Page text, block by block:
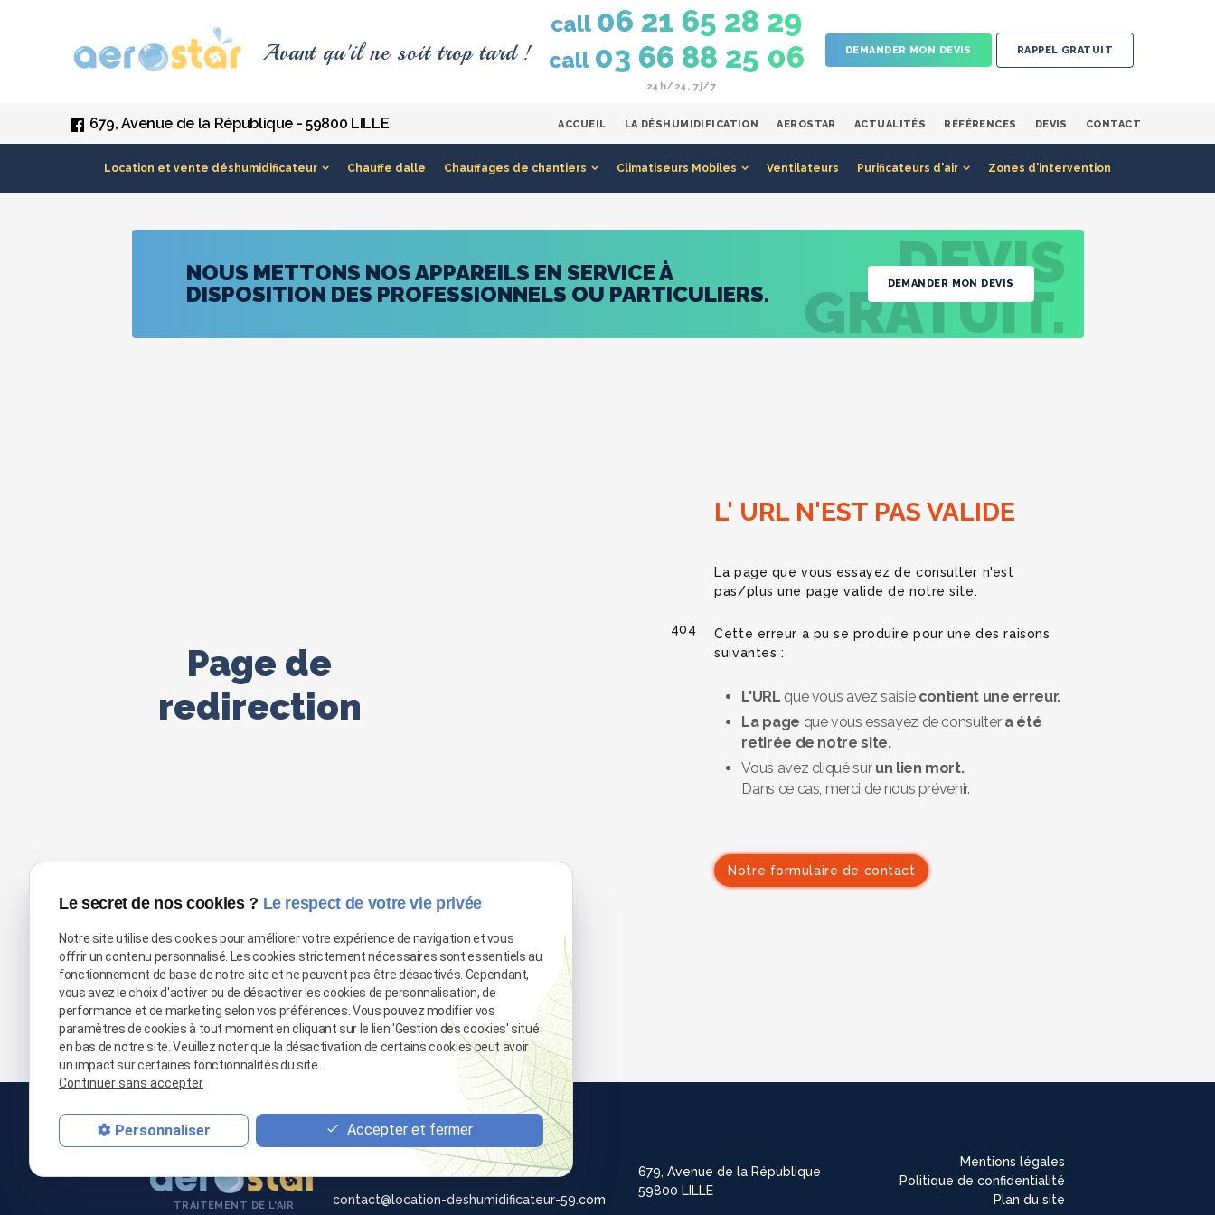
Avant qu'il ne soit trop tard !
call 06 21 65 28 29
call 03 66 88 25 06
24h/24, 7j/7
DEMANDER MON DEVIS RAPPEL GRATUIT
679, Avenue de la République - 59800 LILLE ACCUEIL LA DÉSHUMIDIFICATION AEROSTAR ACTUALITÉS RÉFÉRENCES DEVIS CONTACT
Location et vente déshumidificateur Chauffe dalle Chauffages de chantiers Climatiseurs Mobiles Ventilateurs Purificateurs d'air Zones d'intervention
NOUS METTONS NOS APPAREILS EN SERVICE À
DISPOSITION DES PROFESSIONNELS OU PARTICULIERS.
DEMANDER MON DEVIS
DEVIS
GRATUIT.
Page de
redirection
404
L' URL N'EST PAS VALIDE
La page que vous essayez de consulter n'est
pas/plus une page valide de notre site.
Cette erreur a pu se produire pour une des raisons
suivantes :
L'URL que vous avez saisie contient une erreur.
La page que vous essayez de consulter a été
retirée de notre site.
Vous avez cliqué sur un lien mort.
Dans ce cas, merci de nous prévenir.
Notre formulaire de contact
TRAITEMENT DE L'AIR
03 66 88 25 06
06 21 65 28 29
contact@location-deshumidificateur-59.com
679, Avenue de la République
59800 LILLE
Mentions légales
Politique de confidentialité
Plan du site
Le secret de nos cookies ? Le respect de votre vie privée
Notre site utilise des cookies pour améliorer votre expérience de navigation et vous
offrir un contenu personnalisé. Les cookies strictement nécessaires sont essentiels au
fonctionnement de base de notre site et ne peuvent pas être désactivés. Cependant,
vous avez le choix d'activer ou de désactiver les cookies de personnalisation, de
performance et de marketing selon vos préférences. Vous pouvez modifier vos
paramètres de cookies à tout moment en cliquant sur le lien 'Gestion des cookies' situé
en bas de notre site. Veuillez noter que la désactivation de certains cookies peut avoir
un impact sur certaines fonctionnalités du site.
Continuer sans accepter
Personnaliser Accepter et fermer